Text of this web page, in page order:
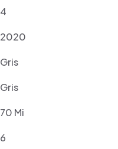
4
2020
Gris
Gris
70 Mi
6